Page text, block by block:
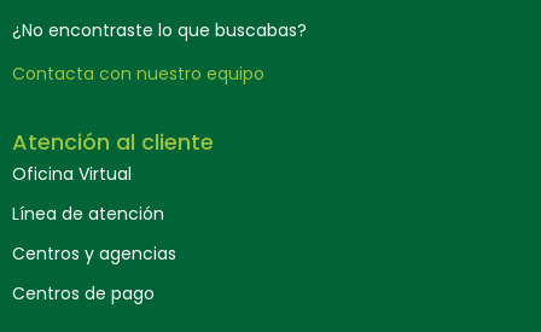
¿No encontraste lo que buscabas?
Contacta con nuestro equipo
Atención al cliente
Oficina Virtual
Línea de atención
Centros y agencias
Centros de pago